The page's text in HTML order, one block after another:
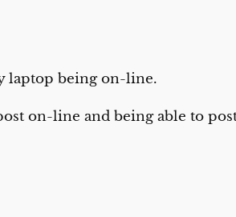
laptop being on-line.
on-line and being able to